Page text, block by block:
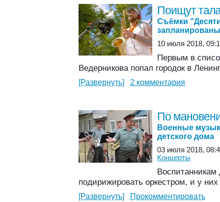
Поищут
Съёмки
10 июля 2018,
Первым в
Ведерникова попал городок в
[Развернуть] 2 комментария
По
Военные
детского дома
03 июля 2018,
Концерты
подирижировать оркестром, и у
[Развернуть] Прокомментировать